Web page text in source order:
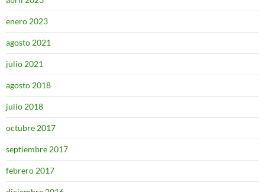
enero 2023
agosto 2021
julio 2021
agosto 2018
julio 2018
octubre 2017
septiembre 2017
febrero 2017